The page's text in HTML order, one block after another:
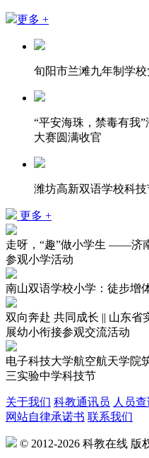
更多 +
旬阳市兰滩九年制学
“平安海珠，禁毒有我
大赛圆满收官
潍坊高新双语学校科
更多 +
走呀，“趣”做小学生 ——济
参观小学活动
南山双语学校小学：徒步增
双向奔赴 共同成长 || 山东
展幼小衔接参观交流活动
电子科技大学航空航天学院
三实验中学科技节
关于我们 科教通讯员 人员查
网站自律承诺书 联系我们
© 2012-2026 科教在线 版